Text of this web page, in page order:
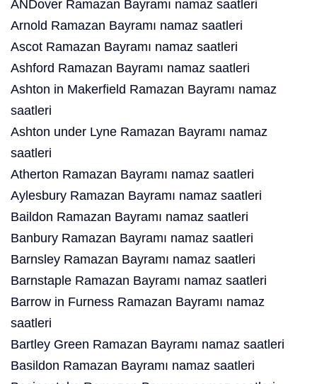
ANDover Ramazan Bayramı namaz saatleri
Arnold Ramazan Bayramı namaz saatleri
Ascot Ramazan Bayramı namaz saatleri
Ashford Ramazan Bayramı namaz saatleri
Ashton in Makerfield Ramazan Bayramı namaz
saatleri
Ashton under Lyne Ramazan Bayramı namaz
saatleri
Atherton Ramazan Bayramı namaz saatleri
Aylesbury Ramazan Bayramı namaz saatleri
Baildon Ramazan Bayramı namaz saatleri
Banbury Ramazan Bayramı namaz saatleri
Barnsley Ramazan Bayramı namaz saatleri
Barnstaple Ramazan Bayramı namaz saatleri
Barrow in Furness Ramazan Bayramı namaz
saatleri
Bartley Green Ramazan Bayramı namaz saatleri
Basildon Ramazan Bayramı namaz saatleri